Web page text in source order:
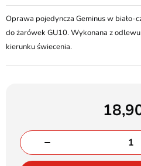
Oprawa pojedyncza Geminus w biało-
do żarówek GU10. Wykonana z
kierunku świecenia.